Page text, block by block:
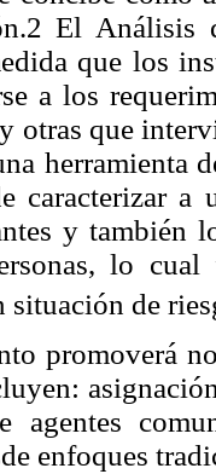
El Análisis
que los
a los
otras que
herramienta
caracterizar a
y también
lo
situación de
promoverá
agentes
enfoques